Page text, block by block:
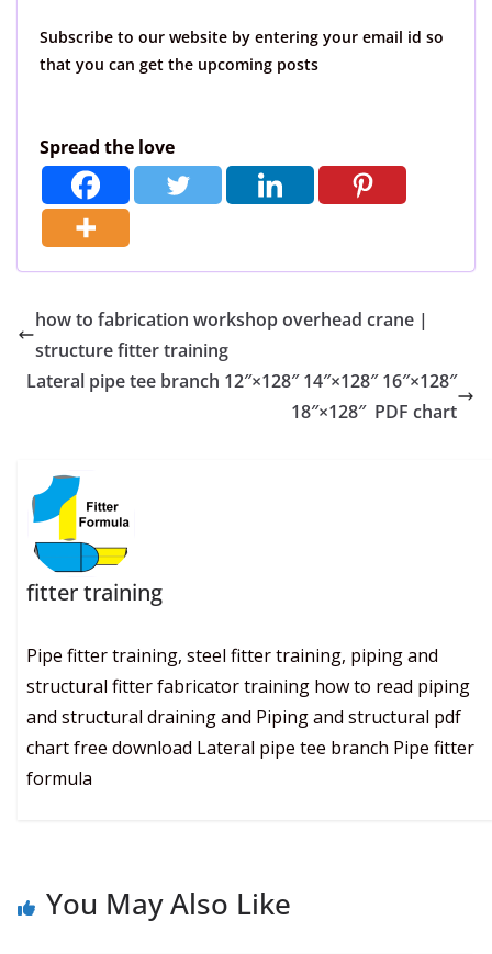
Subscribe to our website by entering your email id so
that you can get the upcoming posts
Spread the love
how to fabrication workshop overhead crane |
structure fitter training
Lateral pipe tee branch 12″×128″ 14″×128″ 16″×128″
18″×128″ PDF chart
fitter training
Pipe fitter training, steel fitter training, piping and
structural fitter fabricator training how to read piping
and structural draining and Piping and structural pdf
chart free download Lateral pipe tee branch Pipe fitter
formula
You May Also Like